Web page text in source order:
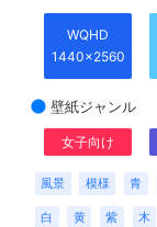
WQHD
1440x2560
壁紙ジャンル
女子向け
風景 模様 青
白 黄 紫 木